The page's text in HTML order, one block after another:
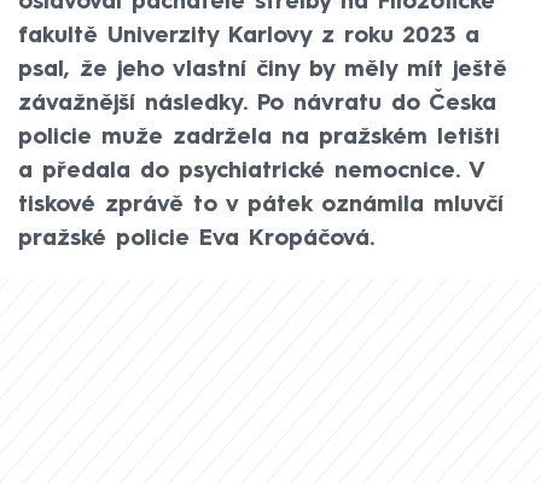
fakultě Univerzity Karlovy z roku 2023 a
psal, že jeho vlastní činy by měly mít ještě
závažnější následky. Po návratu do Česka
policie muže zadržela na pražském letišti
a předala do psychiatrické nemocnice. V
tiskové zprávě to v pátek oznámila mluvčí
pražské policie Eva Kropáčová.